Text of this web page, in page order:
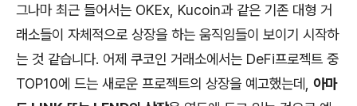
그나마 최근 들어서는 OKEx, Kucoin과 같은 기존 대형 거
래소들이 자체적으로 상장을 하는 움직임들이 보이기 시작하
는 것 같습니다. 어제 쿠코인 거래소에서는 DeFi프로젝트 중
TOP10에 드는 새로운 프로젝트의 상장을 예고했는데,
아마